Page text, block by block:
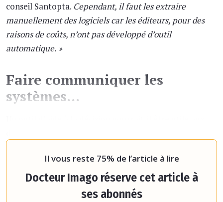
conseil Santopta. Cependant, il faut les extraire
manuellement des logiciels car les éditeurs, pour des
raisons de coûts, n’ont pas développé d’outil
automatique. »
Faire communiquer les
systèmes…
Il vous reste 75% de l’article à lire
Docteur Imago réserve cet article à
ses abonnés